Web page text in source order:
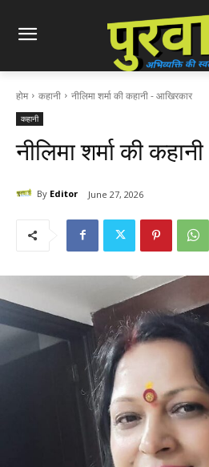
होम कहानी नीलिमा शर्मा की कहानी - आखिरकार
कहानी
नीलिमा शर्मा की
By Editor June 27, 2026